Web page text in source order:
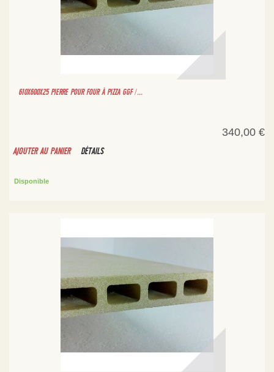
610X600X25 PIERRE POUR FOUR À PIZZA GGF /...
340,00 €
AJOUTER AU PANIER DÉTAILS
Disponible